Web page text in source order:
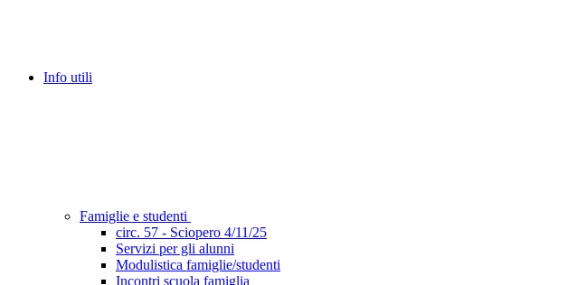
Info utili
Famiglie e studenti
circ. 57 - Sciopero 4/11/25
Servizi per gli alunni
Modulistica famiglie/studenti
Incontri scuola famiglia